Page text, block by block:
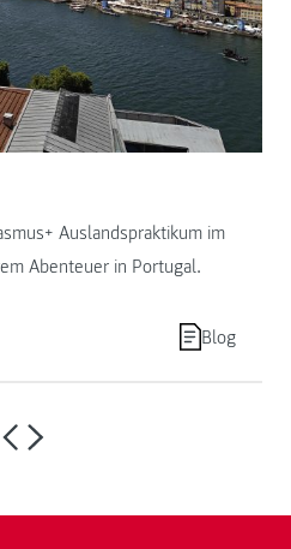
Auslandspraktikum im
Abenteuer in Portugal.
Blog